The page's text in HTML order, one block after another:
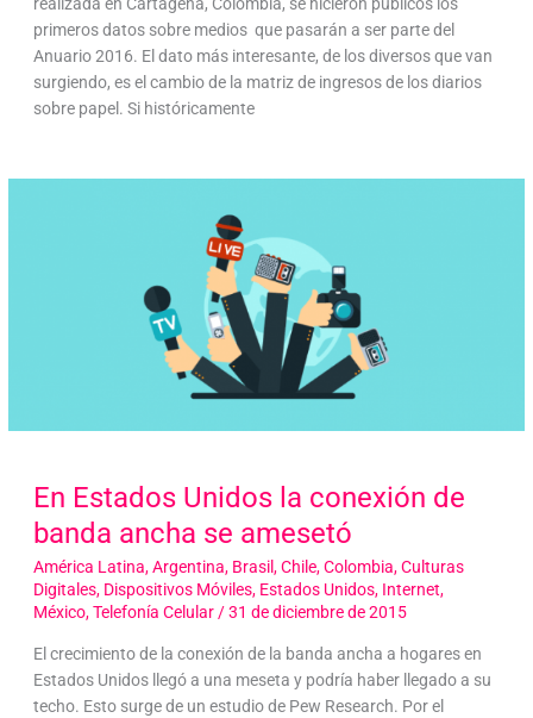
realizada en Cartagena, Colombia, se hicieron públicos los
primeros datos sobre medios que pasarán a ser parte del
Anuario 2016. El dato más interesante, de los diversos que van
surgiendo, es el cambio de la matriz de ingresos de los diarios
sobre papel. Si históricamente
En Estados Unidos la conexión de
banda ancha se amesetó
América Latina,Argentina, Brasil,Chile,Colombia,Culturas
Digitales, Dispositivos Móviles, Estados Unidos, Internet,
México,Telefonía Celular/31 de diciembre de 2015
El crecimiento de la conexión de la banda ancha a hogares en
Estados Unidos llegó a una meseta y podría haber llegado a su
techo. Esto surge de un estudio de Pew Research. Por el